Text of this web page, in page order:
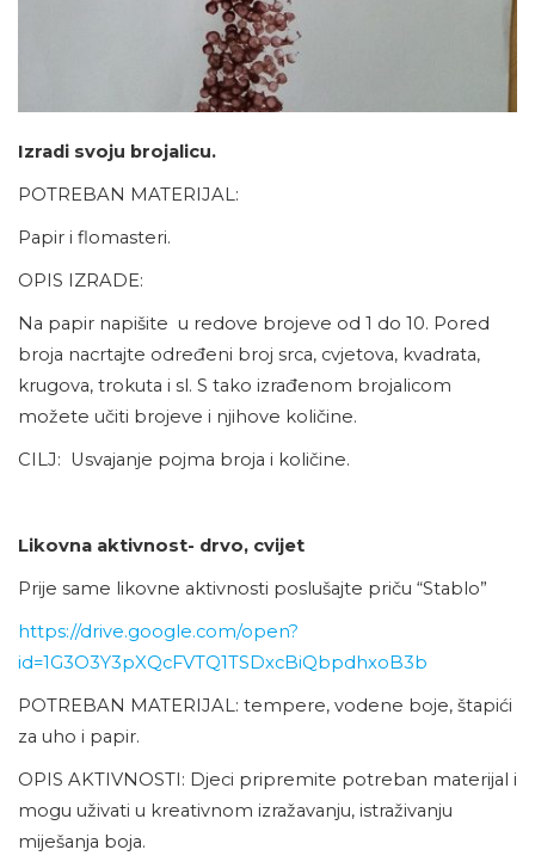
Izradi svoju brojalicu.
POTREBAN MATERIJAL:
Papir i flomasteri.
OPIS IZRADE:
Na papir napišite u redove brojeve od 1 do 10. Pored
broja nacrtajte određeni broj srca, cvjetova, kvadrata,
krugova, trokuta i sl. S tako izrađenom brojalicom
možete učiti brojeve i njihove količine.
CILJ: Usvajanje pojma broja i količine.
Likovna aktivnost- drvo, cvijet
Prije same likovne aktivnosti poslušajte priču “Stablo”
https://drive.google.com/open?
id=1G3O3Y3pXQcFVTQ1TSDxcBiQbpdhxoB3b
POTREBAN MATERIJAL: tempere, vodene boje, štapići
za uho i papir.
OPIS AKTIVNOSTI: Djeci pripremite potreban materijal i
mogu uživati u kreativnom izražavanju, istraživanju
miješanja boja.